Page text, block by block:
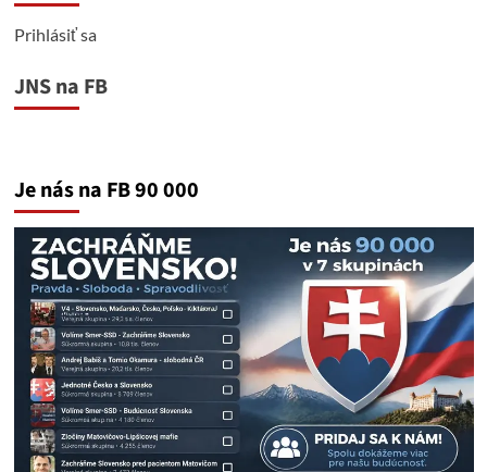
Prihlásiť sa
JNS na FB
Je nás na FB 90 000